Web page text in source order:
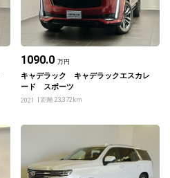
1090.0 万円
キャデラック キャデラックエスカレ
ード スポーツ
2021 距離 23,372km